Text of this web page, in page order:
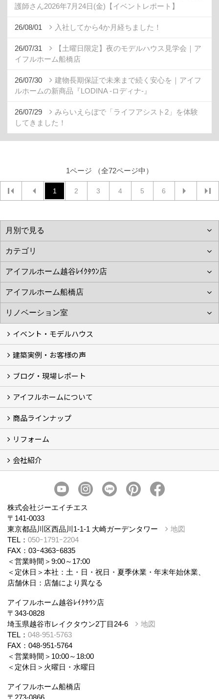
護師さん2026年7月24日(金)【イベントレポート】
26/08/01 入社してから4か月経ちました！
26/07/31
【土曜日限定】夜のモデルハウス見学会｜ア
イフルホーム船橋店
26/07/30
建物長期保証で未来まで続く安心を｜アイフ
ルホームの新商品『LODINA -ロディナ-』
26/07/29
みらいえらぼで「ライフアシスト2」を体験
してきました！
1ページ （全72ページ中）
1 2 3 4 5 6
イベント・モデルハウス
イベント
モデルハウス見学
建築実例・お客様の声
建築実例
お客様の声
ブログ・現場レポート
ブログ
現場レポート
アイフルホームについて
アイフルホームについて (5)
商品ラインナップ
商品ラインナップ
リフォーム
まるごと断熱リフォーム
イベント情報
施工事例
会社紹介
スタッフ紹介
個人情報保護方針
株式会社ジーエイチエス
〒141-0033
東京都品川区西品川1-1-1 大崎ガーデンタワー
地図
TEL： 050ｰ1791ｰ2204
FAX：03ｰ4363ｰ6835
＜営業時間＞9:00～17:00
＜定休日＞本社：土・日・祝日・夏季休業・年末年始休業、
店舗休日：店舗により異なる
アイフルホーム越谷ﾚｲｸﾀｳﾝ店
〒343-0828
埼玉県越谷市レイクタウン2丁目24-6
地図
TEL： 048-951-5763
FAX：048-951-5764
＜営業時間＞10:00～18:00
＜定休日＞火曜日・水曜日
アイフルホーム船橋店
〒273-0866